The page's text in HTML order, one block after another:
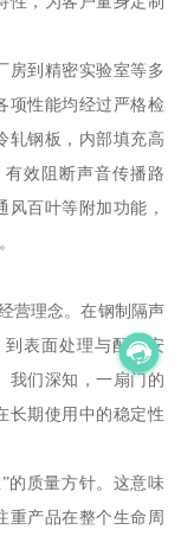
房到精密实验室等多
项性能均经过严格检
轧钢板，内部填充高
效阻断声音传播路
百叶等附加功能，
营理念。在钢制隔声
表面处理与配件安
我们深知，一扇门的
长期使用中的稳定性
的质量方针。这意味
重产品在整个生命周